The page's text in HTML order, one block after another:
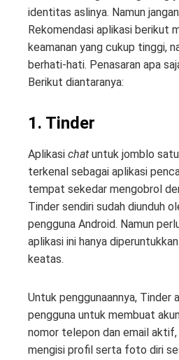
identitas aslinya. Namun
Rekomendasi aplikasi berikut
keamanan yang cukup tinggi,
berhati-hati. Penasaran apa
Berikut diantaranya:
1. Tinder
Aplikasi chat untuk jomblo
terkenal sebagai aplikasi
tempat sekedar mengobrol
Tinder sendiri sudah diunduh
pengguna Android. Namun
aplikasi ini hanya
keatas.
Untuk penggunaannya, Tinder
pengguna untuk membuat
nomor telepon dan email aktif,
mengisi profil serta foto diri